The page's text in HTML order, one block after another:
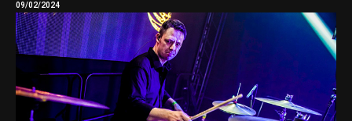
09/02/2024